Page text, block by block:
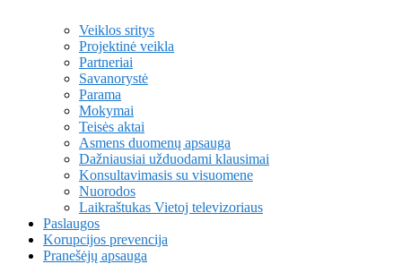
Veiklos sritys
Projektinė veikla
Partneriai
Savanorystė
Parama
Mokymai
Teisės aktai
Asmens duomenų apsauga
Dažniausiai užduodami klausimai
Konsultavimasis su visuomene
Nuorodos
Laikraštukas Vietoj televizoriaus
Paslaugos
Korupcijos prevencija
Pranešėjų apsauga